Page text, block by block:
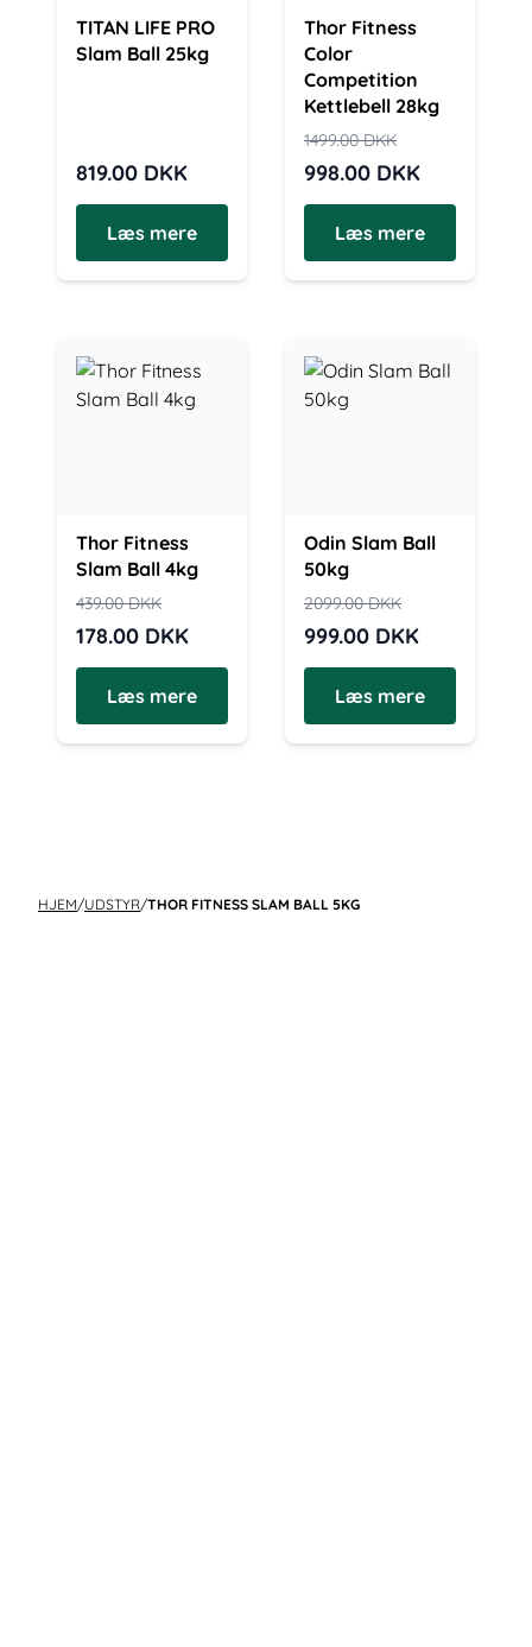
TITAN LIFE PRO
Slam Ball 25kg
819.00 DKK
Læs mere
Thor Fitness
Color
Competition
Kettlebell 28kg
1499.00DKK
998.00 DKK
Læs mere
Thor Fitness
Slam Ball 4kg
439.00DKK
178.00 DKK
Læs mere
Odin Slam Ball
50kg
2099.00DKK
999.00 DKK
Læs mere
HJEM/UDSTYR/THOR FITNESS SLAM BALL 5KG